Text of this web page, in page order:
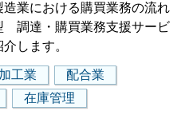
業における購買業務の流れ
調達・購買業務支援サービ
します。
加工業
配合業
在庫管理